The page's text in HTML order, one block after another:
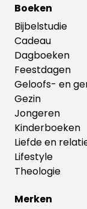
Boeken
Bijbelstudie
Cadeau
Dagboeken
Feestdagen
Geloofs- en
Gezin
Jongeren
Kinderboeken
Liefde en
Lifestyle
Theologie
Merken